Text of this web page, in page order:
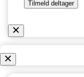
Tilmeld deltager